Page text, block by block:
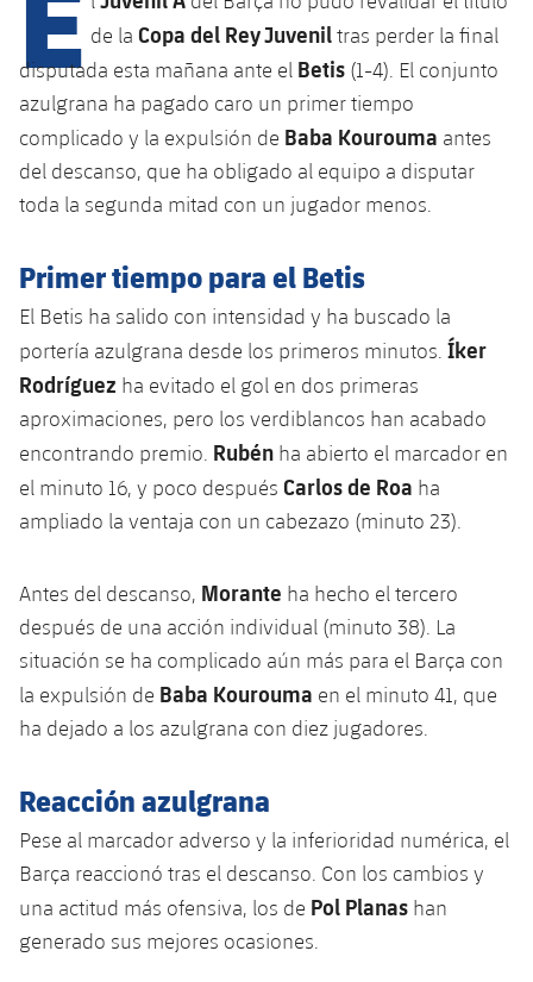
plusicon
más
Instalaciones
Spotify Camp Nou
Palau Blaugrana
Barça Cafe
Ciutat Esportiva
La Masia
plusicon
más
Servicios
Accesibilidad
plusicon
más
Instalaciones
SUB13
SUB12
SUB11 A
SUB10 A
SUB10 B
SUB9 B
SUB8 A
SUB8 B
SUB12 C
SUB11 C
Entradas
Gameday Shows
Resultados
Jugadores
Fotos
Historia
Palmarés
Base
Barça Atlètic
Junior
Cadete A
Infantil A
Infantil B
Mini
Campus Verano
PLUSICON
MÁS
Primer Equipo
plusicon
más
Actualidad
Entradas
Resultados
Clasificaciones
Jugadores
Historia
Palmarés
Barça Atlètic
plusicon
más
Actualidad
Calendario
Resultados
Clasificaciones
Jugadores
Base
plusicon
más
Actualidad
Juvenil
Cadete A
Cadete B
Infantil B
PLUSICON
MÁS
Primer equipo
plusicon
más
Actualidad
Calendario
Resultados
Clasificaciones
Fotos
Palmarés
Historia
Barça Atlètic
Actualidad
Calendario
Jugadores
Base
Actualidad
Juvenil
Alevín
Campus Verano
PLUSICON
MÁS
Primer equipo
plusicon
más
Calendario
Entradas
Resultados
Barça Atlètic
plusicon
más
Actualidad
Calendario
Base
plusicon
Actualidad
Campus Verano
de la Copa del Rey Juveniltras perder la final
disputada esta mañana ante el Betis (1-4). El conjunto
azulgrana ha pagado caro un primer tiempo
complicado y la expulsión de Baba Kourouma antes
del descanso, que ha obligado al equipo a disputar
toda la segunda mitad con un jugador menos.
Primer tiempo para el Betis
El Betis ha salido con intensidad y ha buscado la
portería azulgrana desde los primeros minutos. Íker
Rodríguez ha evitado el gol en dos primeras
aproximaciones, pero los verdiblancos han acabado
encontrando premio. Rubén ha abierto el marcador en
el minuto 16, y poco después Carlos de Roa ha
ampliado la ventaja con un cabezazo (minuto 23).
Antes del descanso, Morante ha hecho el tercero
después de una acción individual (minuto 38). La
situación se ha complicado aún más para el Barça con
la expulsión de Baba Kourouma en el minuto 41, que
ha dejado a los azulgrana con diez jugadores.
Reacción azulgrana
Pese al marcador adverso y la inferioridad numérica, el
Barça reaccionó tras el descanso. Con los cambios y
una actitud más ofensiva, los de Pol Planas han
generado sus mejores ocasiones.